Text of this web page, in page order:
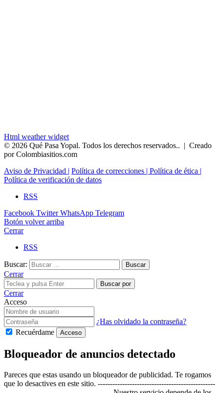
Html weather widget
© 2026 Qué Pasa Yopal. Todos los derechos reservados.. | Creado
por Colombiasitios.com
Aviso de Privacidad | Política de correcciones | Política de ética |
Política de verificación de datos
RSS
Facebook Twitter WhatsApp Telegram
Botón volver arriba
Cerrar
RSS
Buscar:
Cerrar
Buscar por
Cerrar
Acceso
¿Has olvidado la contraseña?
Recuérdame
Acceso
Bloqueador de anuncios detectado
Pareces que estas usando un bloqueador de publicidad. Te rogamos
que lo desactives en este sitio. ------------------------------------------------